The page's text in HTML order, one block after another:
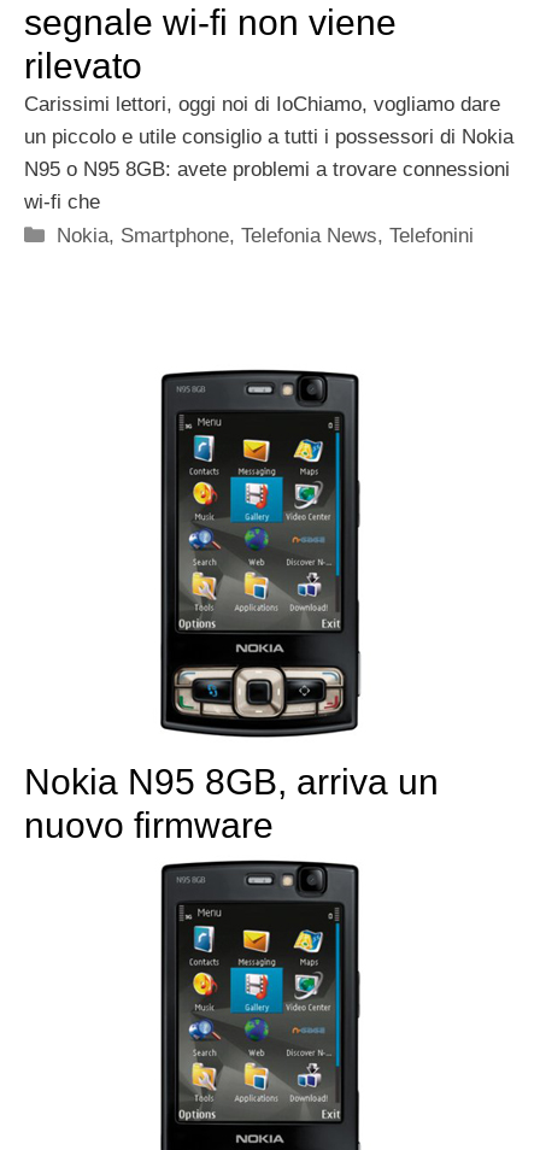
segnale wi-fi non viene
rilevato
Carissimi lettori, oggi noi di IoChiamo, vogliamo dare
un piccolo e utile consiglio a tutti i possessori di Nokia
N95 o N95 8GB: avete problemi a trovare connessioni
wi-fi che
Categorie
Nokia, Smartphone,Telefonia News,Telefonini
Nokia N95 8GB, arriva un
nuovo firmware